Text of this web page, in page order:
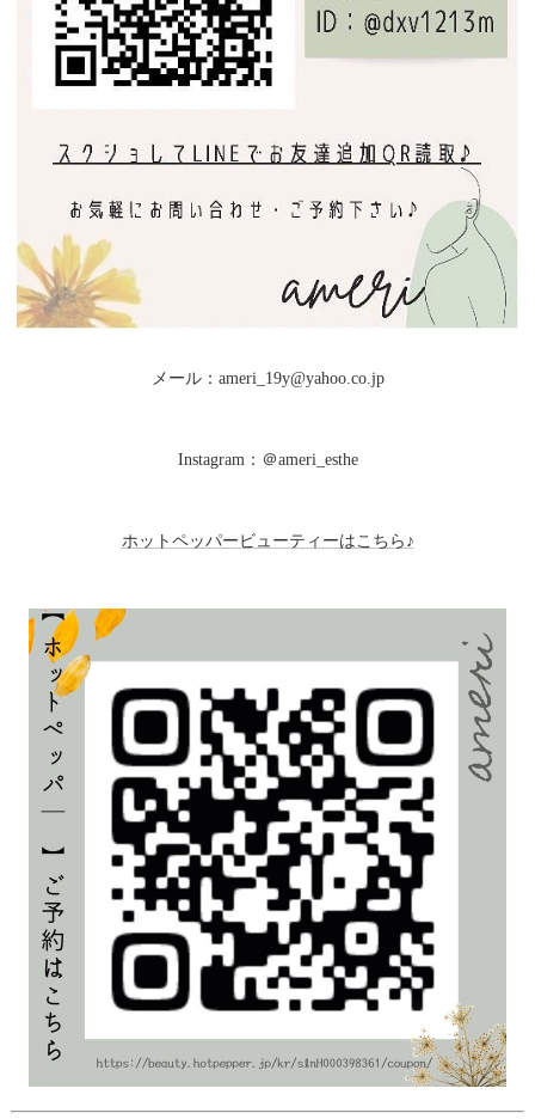
メール：ameri_19y@yahoo.co.jp
Instagram：＠ameri_esthe
ホットペッパービューティーはこちら♪